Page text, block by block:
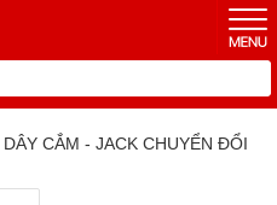
DÂY CẮM - JACK CHUYỂN ĐỔI